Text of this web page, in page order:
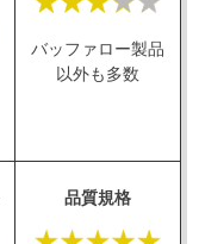
バッファロー製品
以外も多数
品質規格